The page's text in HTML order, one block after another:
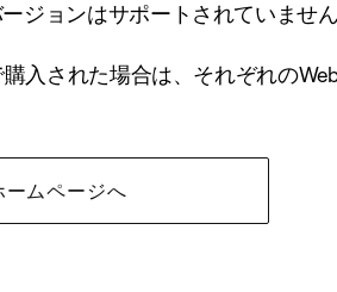
ジョンはサポートされていません
入された場合は、それぞれの
ームページへ